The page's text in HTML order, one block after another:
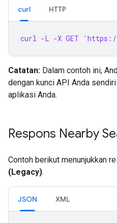
curl HTTP
curl -L -X GET 'https://
Catatan: Dalam contoh ini,
dengan kunci API Anda
aplikasi Anda.
Respons Nearby
Contoh berikut menunjukkan
(Legacy).
JSON XML